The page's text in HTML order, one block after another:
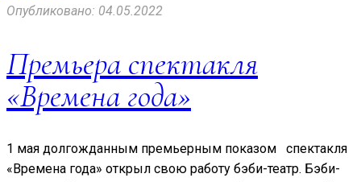
Опубликовано: 04.05.2022
Премьера спектакля
«Времена года»
1 мая долгожданным премьерным показом спектакля
«Времена года» открыл свою работу бэби-театр. Бэби-